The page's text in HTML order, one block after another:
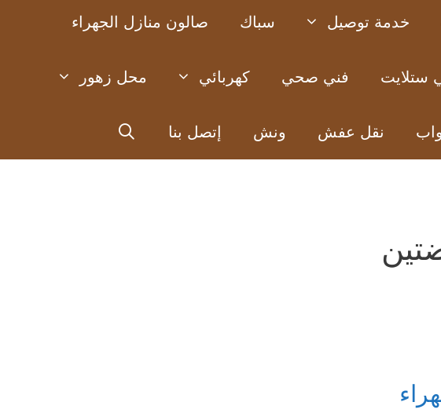
خدمة توصيل سباك صالون منازل الجهراء
ستلايت فني صحي كهربائي محل زهور
نقل عفش ونش إتصل بنا